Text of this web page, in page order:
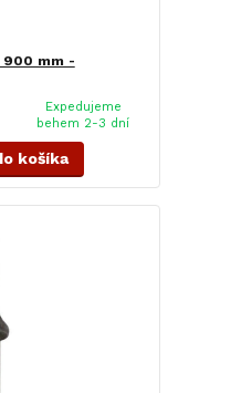
900 mm -
Expedujeme
behem 2-3 dní
košíka